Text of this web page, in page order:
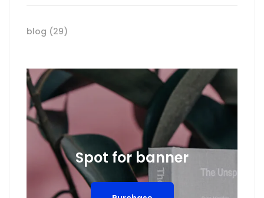
blog (29)
Spot for banner